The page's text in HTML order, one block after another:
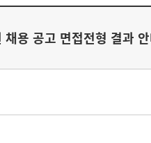
용 공고 면접전형 결과